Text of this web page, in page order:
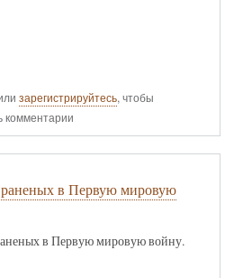
зарегистрируйтесь, чтобы
комментарии
в Первую мировую
в Первую мировую войну.